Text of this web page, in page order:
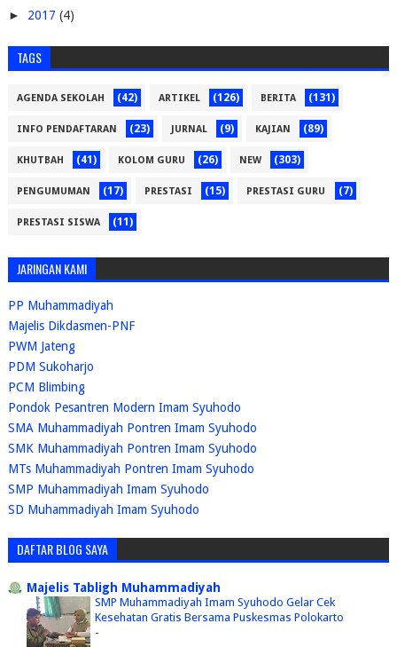
► 2017 (4)
TAGS
AGENDA SEKOLAH (42) ARTIKEL (126) BERITA (131)
INFO PENDAFTARAN (23) JURNAL (9) KAJIAN (89)
KHUTBAH (41) KOLOM GURU (26) NEW (303)
PENGUMUMAN (17) PRESTASI (15) PRESTASI GURU (7)
PRESTASI SISWA (11)
JARINGAN KAMI
PP Muhammadiyah
Majelis Dikdasmen-PNF
PWM Jateng
PDM Sukoharjo
PCM Blimbing
Pondok Pesantren Modern Imam Syuhodo
SMA Muhammadiyah Pontren Imam Syuhodo
SMK Muhammadiyah Pontren Imam Syuhodo
MTs Muhammadiyah Pontren Imam Syuhodo
SMP Muhammadiyah Imam Syuhodo
SD Muhammadiyah Imam Syuhodo
DAFTAR BLOG SAYA
Majelis Tabligh Muhammadiyah
SMP Muhammadiyah Imam Syuhodo Gelar Cek
Kesehatan Gratis Bersama Puskesmas Polokarto
-